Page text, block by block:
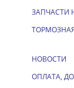
ЗАПЧАСТИ
НОВОСТИ
ОПЛАТА,